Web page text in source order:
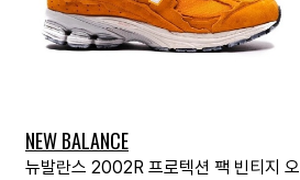
NEW BALANCE
뉴발란스 2002R 프로텍션 팩 빈티지 오